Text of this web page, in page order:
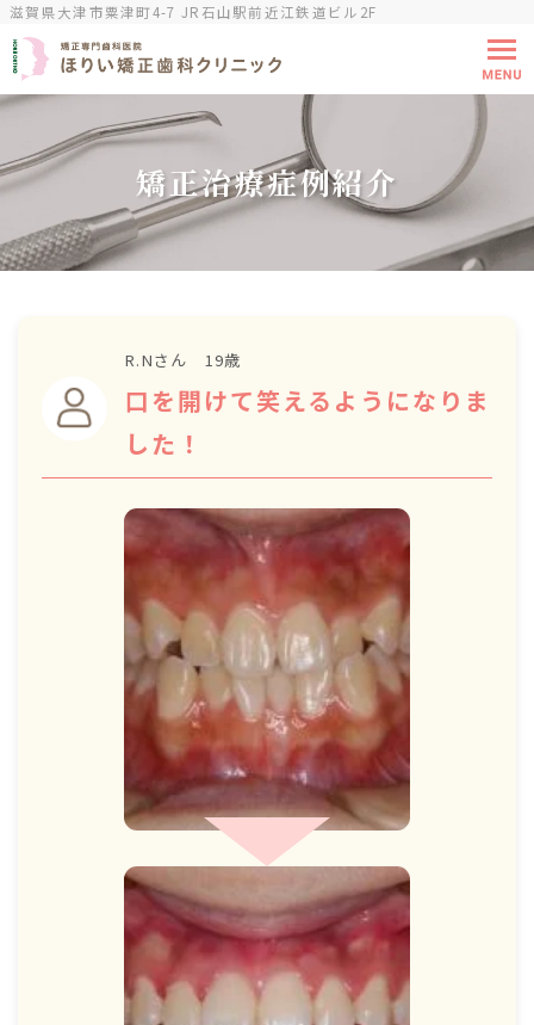
滋賀県大津市粟津町4-7 JR石山駅前近江鉄道ビル2F
矯正治療症例紹介
R.Nさん 19歳
口を開けて笑えるようになりま
した！